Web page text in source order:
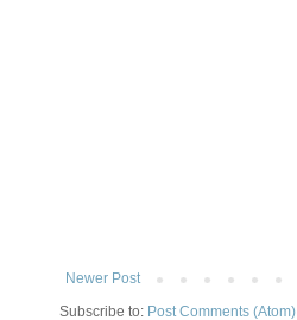
Newer Post
Subscribe to: Post Comments (Atom)